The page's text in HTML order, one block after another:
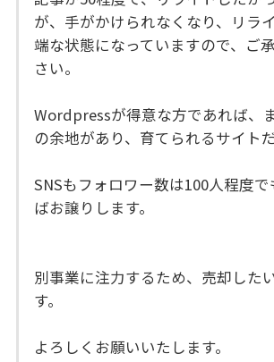
が、手がかけられなくなり、リラ
端な状態になっていますので、ご
さい。
Wordpressが得意な方であれば、
の余地があり、育てられるサイト
SNSもフォロワー数は100人程度
ばお譲りします。
別事業に注力するため、売却した
す。
よろしくお願いいたします。